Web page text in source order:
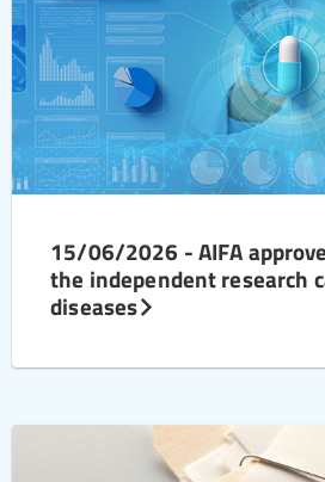
15/06/2026 - AIFA
the independent research
diseases